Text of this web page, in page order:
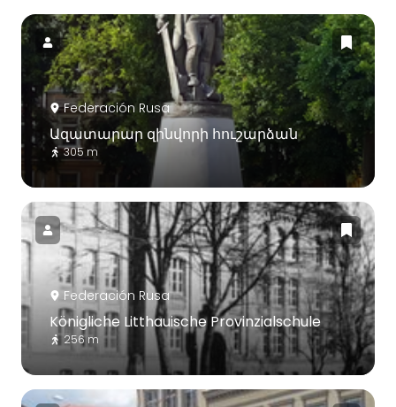
Federación Rusa
Ազատարար զինվորի հուշարձան
305 m
Federación Rusa
Königliche Litthauische Provinzialschule
256 m